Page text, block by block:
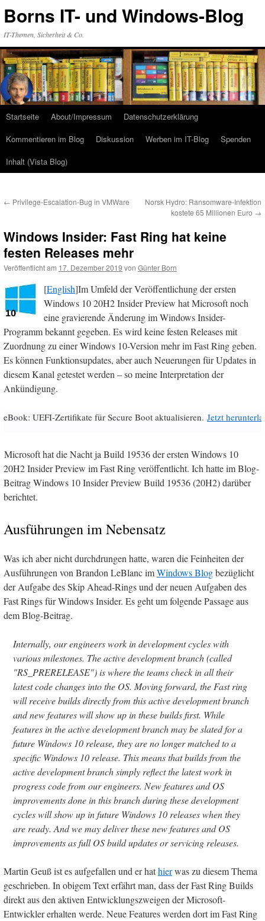
Inhalt
Borns IT- und Windows-Blog
IT-Themen, Sicherheit & Co.
Startseite About/Impressum
Datenschutzerklärung
Kommentieren im Blog
Diskussion Werben im IT-Blog
Spenden
Inhalt (Vista Blog)
← Privilege-Escalation-Bug in VMWare
Norsk Hydro: Ransomware-Infektion
kostete 65 Millionen Euro →
Windows Insider: Fast Ring hat keine
festen Releases mehr
Veröffentlicht am 17. Dezember 2019 von Günter Born
[English]Im Umfeld der Veröffentlichung der ersten
Windows 10 20H2 Insider Preview hat Microsoft noch
eine gravierende Änderung im Windows Insider-
Programm bekannt gegeben. Es wird keine festen Releases mit
Zuordnung zu einer Windows 10-Version mehr im Fast Ring geben.
Es können Funktionsupdates, aber auch Neuerungen für Updates in
diesem Kanal getestet werden – so meine Interpretation der
Ankündigung.
eBook: UEFI-Zertifikate für Secure Boot aktualisieren. Jetzt
Microsoft hat die Nacht ja Build 19536 der ersten Windows 10
20H2 Insider Preview im Fast Ring veröffentlicht. Ich hatte im Blog-
Beitrag Windows 10 Insider Preview Build 19536 (20H2) darüber
berichtet.
Ausführungen im Nebensatz
Was ich aber nicht durchdrungen hatte, waren die Feinheiten der
Ausführungen von Brandon LeBlanc imWindows Blogbezüglicht
der Aufgabe des Skip Ahead-Rings und der neuen Aufgaben des
Fast Rings für Windows Insider. Es geht um folgende Passage aus
dem Blog-Beitrag.
Internally, our engineers work in development cycles with
various milestones. The active development branch (called
"RS_PRERELEASE") is where the teams check in all their
latest code changes into the OS. Moving forward, the Fast ring
will receive builds directly from this active development branch
and new features will show up in these builds first. While
features in the active development branch may be slated for a
future Windows 10 release, they are no longer matched to a
specific Windows 10 release. This means that builds from the
active development branch simply reflect the latest work in
progress code from our engineers. New features and OS
improvements done in this branch during these development
cycles will show up in future Windows 10 releases when they
are ready. And we may deliver these new features and OS
improvements as full OS build updates or servicing releases.
Martin Geuß ist es aufgefallen und er hathierwas zu diesem Thema
geschrieben. In obigem Text erfährt man, dass der Fast Ring Builds
direkt aus den aktiven Entwicklungszweigen der Microsoft-
Entwickler erhalten werde. Neue Features werden dort im Fast Ring